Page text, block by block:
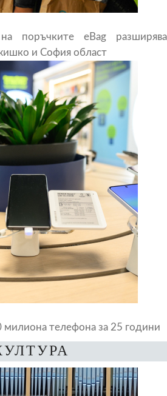
поръчките eBag разширява
и София област
милиона телефона за 25 години